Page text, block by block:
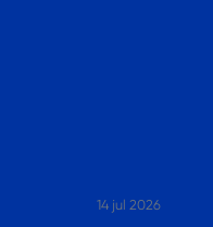
14 jul 2026